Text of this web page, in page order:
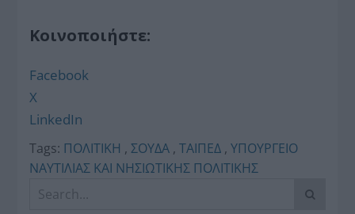
Κοινοποιήστε:
Facebook
X
LinkedIn
Tags: ΠΟΛΙΤΙΚΗ ,ΣΟΥΔΑ ,ΤΑΙΠΕΔ ,ΥΠΟΥΡΓΕΙΟ
ΝΑΥΤΙΛΙΑΣ ΚΑΙ ΝΗΣΙΩΤΙΚΗΣ ΠΟΛΙΤΙΚΗΣ